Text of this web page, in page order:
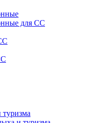
для СС